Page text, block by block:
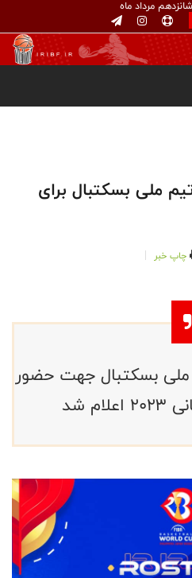
مرداد ماه
ملی بسکتبال برای
چاپ خبر
ملی بسکتبال جهت حضور
شد